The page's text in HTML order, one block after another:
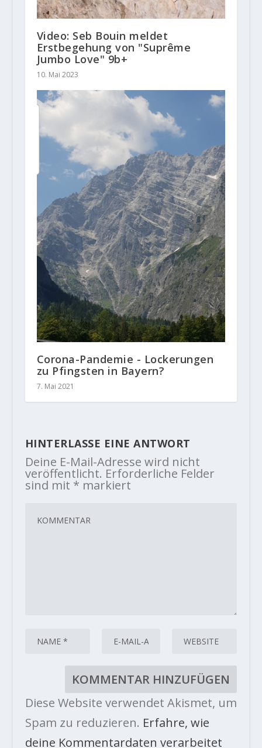
Video: Seb Bouin meldet
Erstbegehung von "Suprême
Jumbo Love" 9b+
10. Mai 2023
Corona-Pandemie - Lockerungen
zu Pfingsten in Bayern?
7. Mai 2021
HINTERLASSE EINE ANTWORT
Deine E-Mail-Adresse wird nicht
veröffentlicht. Erforderliche Felder
sind mit * markiert
Diese Website verwendet Akismet, um
Spam zu reduzieren. Erfahre, wie
deine Kommentardaten verarbeitet